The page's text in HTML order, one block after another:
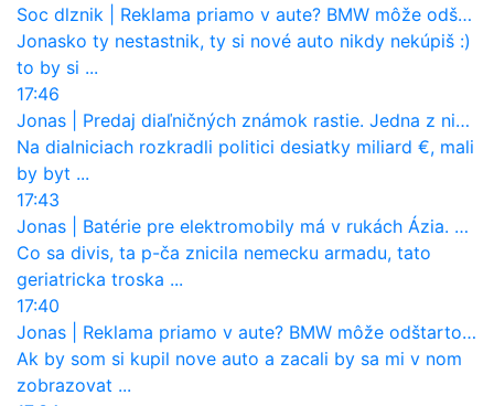
Soc dlznik
Reklama priamo v aute? BMW môže odštartovať nový trend
Jonasko ty nestastnik, ty si nové auto nikdy nekúpiš :)
to by si ...
17:46
Jonas
Predaj diaľničných známok rastie. Jedna z nich zaznamenala nečakane výrazný nárast
Na dialniciach rozkradli politici desiatky miliard €, mali
by byt ...
17:43
Jonas
Batérie pre elektromobily má v rukách Ázia. Európa ale stráca kontrolu aj nad vlastnou výrobou!
Co sa divis, ta p-ča znicila nemecku armadu, tato
geriatricka troska ...
17:40
Jonas
Reklama priamo v aute? BMW môže odštartovať nový trend
Ak by som si kupil nove auto a zacali by sa mi v nom
zobrazovat ...